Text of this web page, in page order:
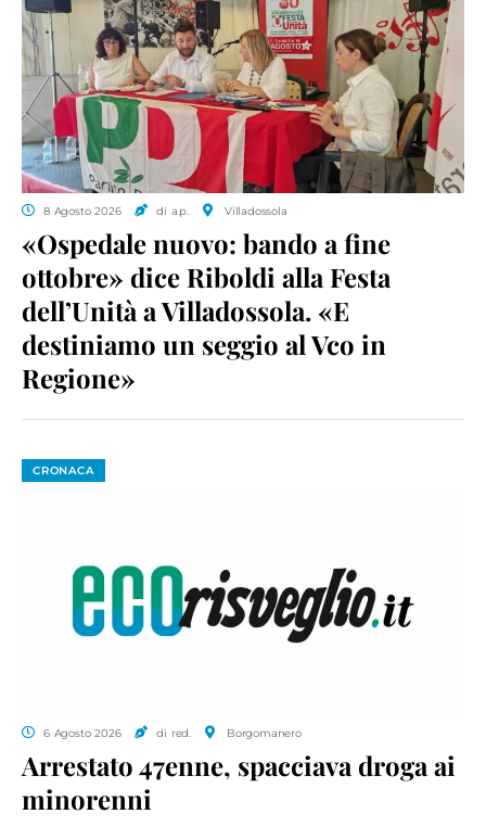
8 Agosto 2026 di a.p. Villadossola
«Ospedale nuovo: bando a fine
ottobre» dice Riboldi alla Festa
dell’Unità a Villadossola. «E
destiniamo un seggio al Vco in
Regione»
CRONACA
6 Agosto 2026 di red. Borgomanero
Arrestato 47enne, spacciava droga ai
minorenni